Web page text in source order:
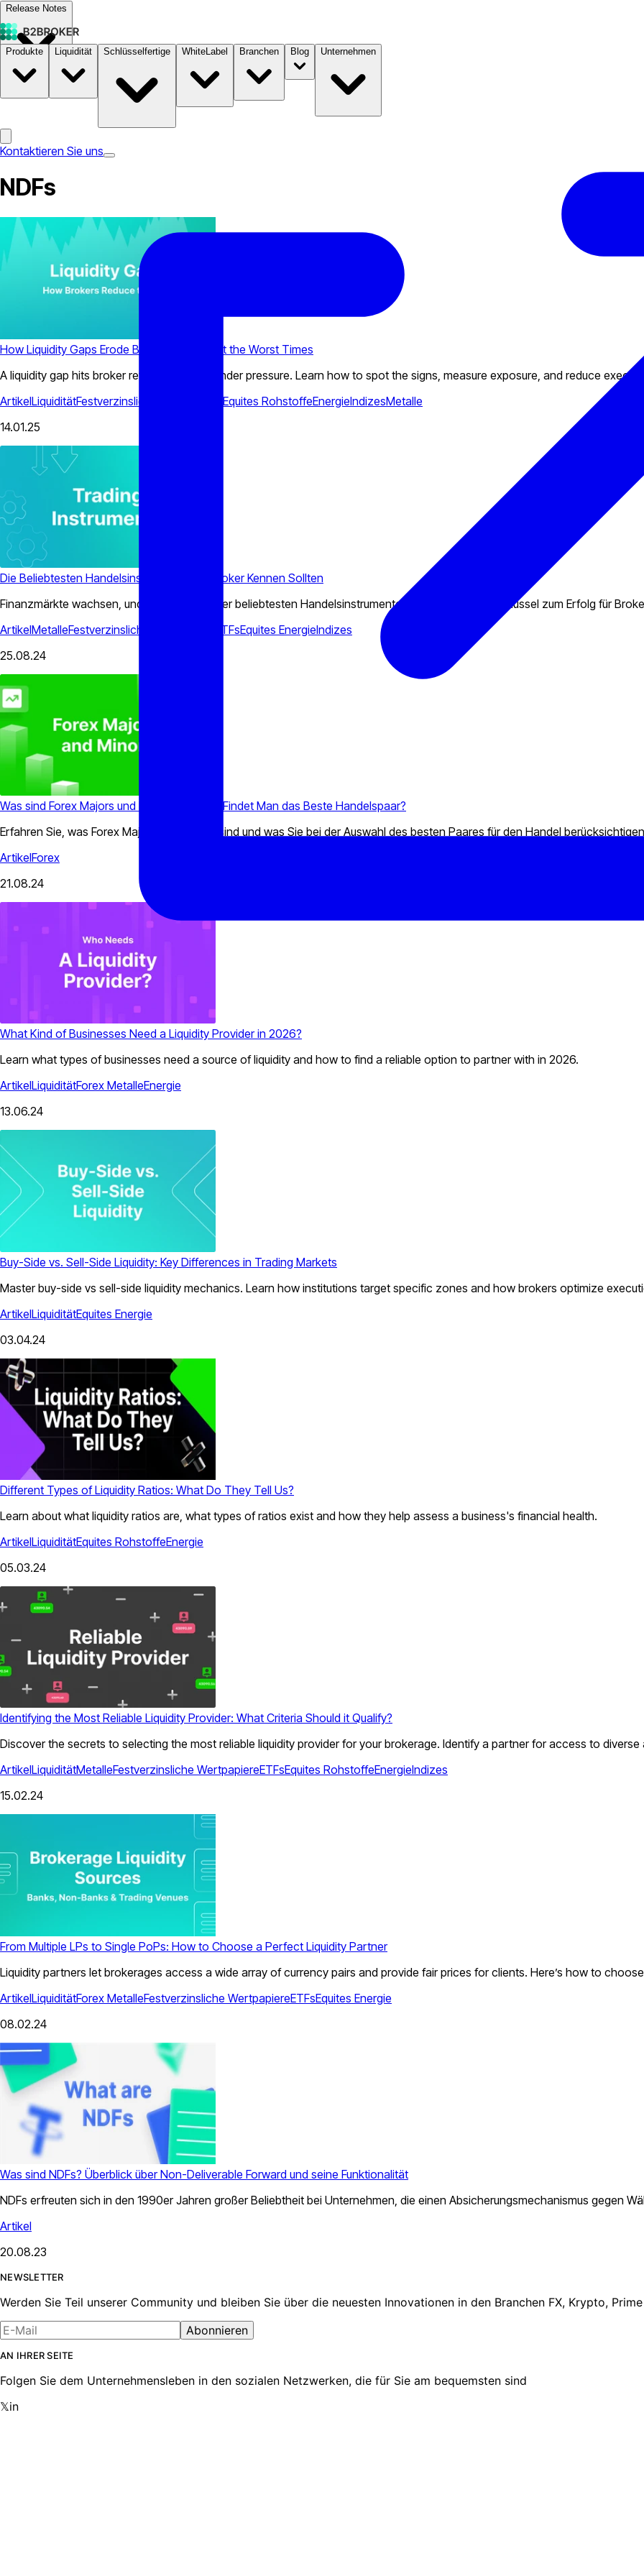
Release Notes
Dokumentation B2STORE
Produkte Liquidität Schlüsselfertige WhiteLabel Branchen Blog Unternehmen
Kontaktieren Sie uns
NDFs
How Liquidity Gaps Erode Broker Revenue at the Worst Times
A liquidity gap hits broker revenue hardest under pressure. Learn how to spot the signs, measure exposure, and reduce
ArtikelLiquiditätFestverzinsliche Wertpapiere Equites RohstoffeEnergieIndizesMetalle
14.01.25
Die Beliebtesten Handelsinstrumente, die Broker Kennen Sollten
Finanzmärkte wachsen, und das Anbieten der beliebtesten Handelsinstrumente für Trader ist der Schlüssel zum Erfolg für
ArtikelMetalleFestverzinsliche Wertpapiere ETFsEquites EnergieIndizes
25.08.24
Was sind Forex Majors und Minors, und Wie Findet Man das Beste Handelspaar?
Erfahren Sie, was Forex Majors und Minors sind und was Sie bei der Auswahl des besten Paares für den Handel
ArtikelForex
21.08.24
What Kind of Businesses Need a Liquidity Provider in 2026?
Learn what types of businesses need a source of liquidity and how to find a reliable option to partner with in 2026.
ArtikelLiquiditätForex MetalleEnergie
13.06.24
Buy-Side vs. Sell-Side Liquidity: Key Differences in Trading Markets
Master buy-side vs sell-side liquidity mechanics. Learn how institutions target specific zones and how brokers optimize
ArtikelLiquiditätEquites Energie
03.04.24
Different Types of Liquidity Ratios: What Do They Tell Us?
Learn about what liquidity ratios are, what types of ratios exist and how they help assess a business's financial health.
ArtikelLiquiditätEquites RohstoffeEnergie
05.03.24
Identifying the Most Reliable Liquidity Provider: What Criteria Should it Qualify?
Discover the secrets to selecting the most reliable liquidity provider for your brokerage. Identify a partner for access to diverse
ArtikelLiquiditätMetalleFestverzinsliche WertpapiereETFsEquites RohstoffeEnergieIndizes
15.02.24
From Multiple LPs to Single PoPs: How to Choose a Perfect Liquidity Partner
Liquidity partners let brokerages access a wide array of currency pairs and provide fair prices for clients. Here’s how to
ArtikelLiquiditätForex MetalleFestverzinsliche WertpapiereETFsEquites Energie
08.02.24
Was sind NDFs? Überblick über Non-Deliverable Forward und seine Funktionalität
NDFs erfreuten sich in den 1990er Jahren großer Beliebtheit bei Unternehmen, die einen Absicherungsmechanismus gegen
Artikel
20.08.23
NEWSLETTER
Werden Sie Teil unserer Community und bleiben Sie über die neuesten Innovationen in den Branchen FX, Krypto,
Abonnieren
AN IHRER SEITE
Folgen Sie dem Unternehmensleben in den sozialen Netzwerken, die für Sie am bequemsten sind
𝕏in